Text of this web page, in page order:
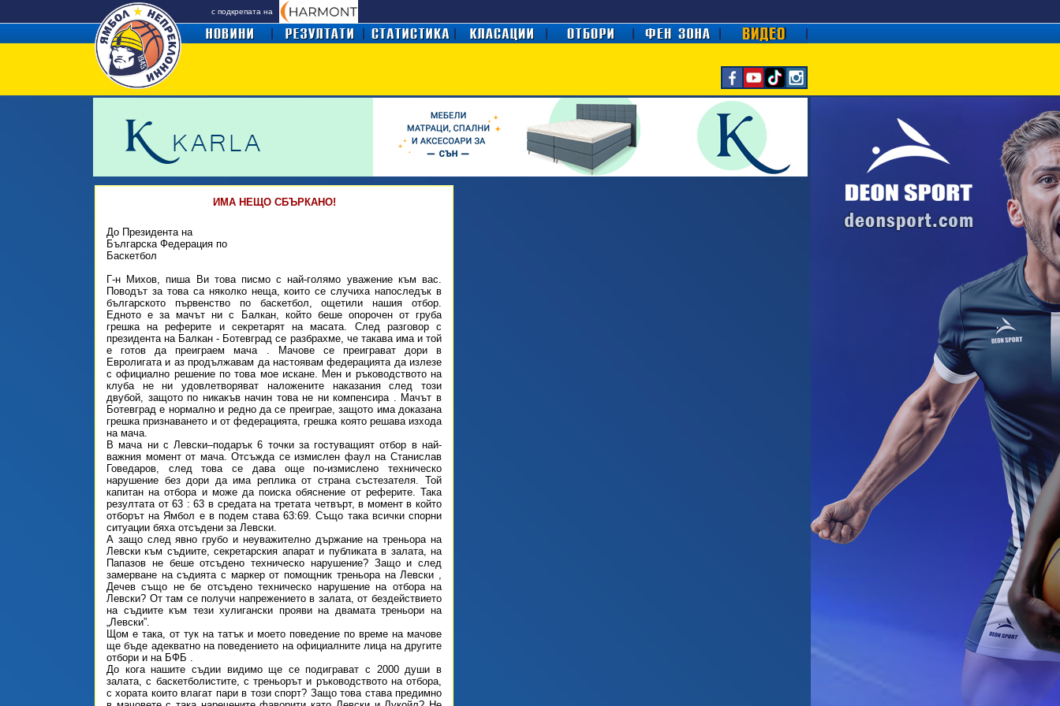
с подкрепата на
ИМА НЕЩО СБЪРКАНО!
До Президента на
Българска Федерация по
Баскетбол
Г-н Михов, пиша Ви това писмо с най-голямо уважение към вас.
Поводът за това са няколко неща, които се случиха напоследък в
българското първенство по баскетбол, ощетили нашия отбор.
Едното е за мачът ни с Балкан, който беше опорочен от груба
грешка на реферите и секретарят на масата. След разговор с
президента на Балкан - Ботевград се разбрахме, че такава има и той
е готов да преиграем мача . Мачове се преиграват дори в
Евролигата и аз продължавам да настоявам федерацията да излезе
с официално решение по това мое искане. Мен и ръководството на
клуба не ни удовлетворяват наложените наказания след този
двубой, защото по никакъв начин това не ни компенсира . Мачът в
Ботевград е нормално и редно да се преиграе, защото има доказана
грешка признаването и от федерацията, грешка която решава изхода
на мача.
В мача ни с Левски–подарък 6 точки за гостуващият отбор в най-
важния момент от мача. Отсъжда се измислен фаул на Станислав
Говедаров, след това се дава още по-измислено техническо
нарушение без дори да има реплика от страна състезателя. Той
капитан на отбора и може да поиска обяснение от реферите. Така
резултата от 63 : 63 в средата на третата четвърт, в момент в който
отборът на Ямбол е в подем става 63:69. Също така всички спорни
ситуации бяха отсъдени за Левски.
А защо след явно грубо и неуважително държание на треньора на
Левски към съдиите, секретарския апарат и публиката в залата, на
Папазов не беше отсъдено техническо нарушение? Защо и след
замерване на съдията с маркер от помощник треньора на Левски ,
Дечев също не бе отсъдено техническо нарушение на отбора на
Левски? От там се получи напрежението в залата, от бездействието
на съдиите към тези хулигански прояви на двамата треньори на
„Левски”.
Щом е така, от тук на татък и моето поведение по време на мачове
ще бъде адекватно на поведението на официалните лица на другите
отбори и на БФБ .
До кога нашите съдии видимо ще се подиграват с 2000 души в
залата, с баскетболистите, с треньорът и ръководството на отбора,
с хората които влагат пари в този спорт? Защо това става предимно